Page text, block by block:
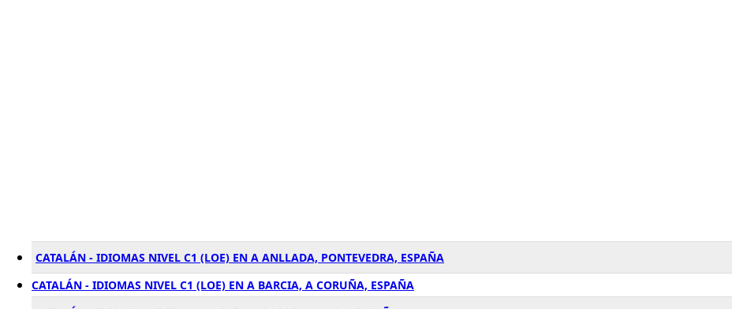
CATALÁN - IDIOMAS NIVEL C1 (LOE) EN A ANLLADA, PONTEVEDRA, ESPAÑA
CATALÁN - IDIOMAS NIVEL C1 (LOE) EN A BARCIA, A CORUÑA, ESPAÑA